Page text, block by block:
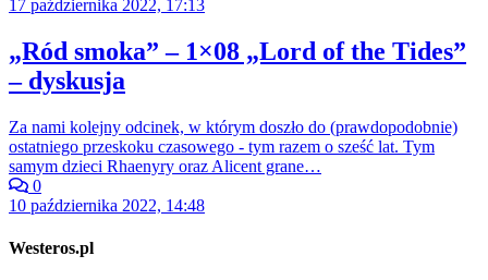
17 października 2022, 17:13
„Ród smoka” – 1×08 „Lord of the Tides”
– dyskusja
Za nami kolejny odcinek, w którym doszło do (prawdopodobnie)
ostatniego przeskoku czasowego - tym razem o sześć lat. Tym
samym dzieci Rhaenyry oraz Alicent grane…
0
10 października 2022, 14:48
Westeros.pl